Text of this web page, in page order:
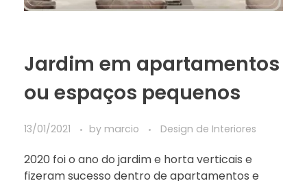
Jardim em apartamentos
ou espaços pequenos
13/01/2021 by marcio Design de Interiores
2020 foi o ano do jardim e horta verticais e
fizeram sucesso dentro de apartamentos e